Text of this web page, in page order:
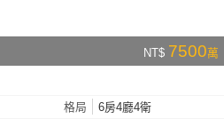
NT$ 7500萬
格局 6房4廳4衛